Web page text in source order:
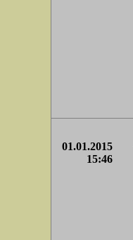
01.01.2015
15:46